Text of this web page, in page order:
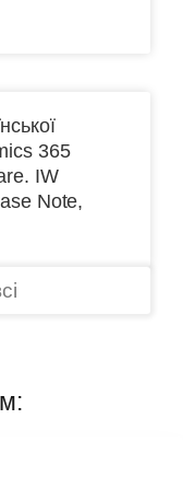
365
IW
Note,